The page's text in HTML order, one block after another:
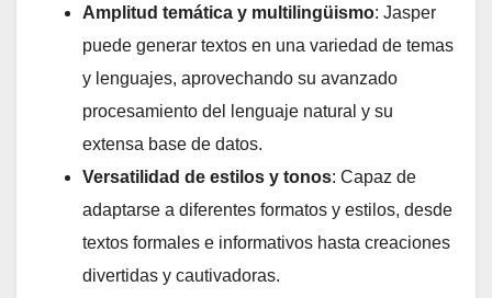
Amplitud temática y multilingüismo: Jasper
puede generar textos en una variedad de temas
y lenguajes, aprovechando su avanzado
procesamiento del lenguaje natural y su
extensa base de datos.
Versatilidad de estilos y tonos: Capaz de
adaptarse a diferentes formatos y estilos, desde
textos formales e informativos hasta creaciones
divertidas y cautivadoras.